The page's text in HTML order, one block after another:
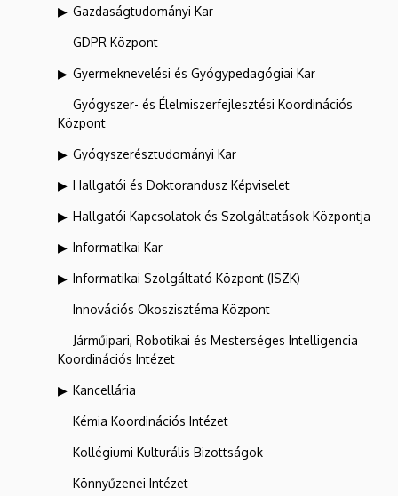
Gazdaságtudományi Kar
GDPR Központ
Gyermeknevelési és Gyógypedagógiai Kar
Gyógyszer- és Élelmiszerfejlesztési Koordinációs
Központ
Gyógyszerésztudományi Kar
Hallgatói és Doktorandusz Képviselet
Hallgatói Kapcsolatok és Szolgáltatások Központja
Informatikai Kar
Informatikai Szolgáltató Központ (ISZK)
Innovációs Ökoszisztéma Központ
Járműipari, Robotikai és Mesterséges Intelligencia
Koordinációs Intézet
Kancellária
Kémia Koordinációs Intézet
Kollégiumi Kulturális Bizottságok
Könnyűzenei Intézet